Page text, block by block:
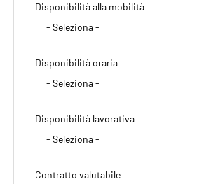
Disponibilità alla mobilità
Disponibilità oraria
Disponibilità lavorativa
Contratto valutabile